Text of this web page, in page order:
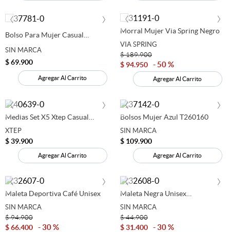
‹ ›
Bolso Para Mujer Casual
SIN MARCA
$69.900
Agregar Al Carrito
‹ ›
Morral Mujer Via Spring Negro
VIA SPRING
$ 189.900
$ 94.950 50 %
Agregar Al Carrito
‹ ›
Medias Set X5 Xtep Casual
XTEP
$39.900
Agregar Al Carrito
‹ ›
Bolsos Mujer Azul T260160
SIN MARCA
$ 109.900
Agregar Al Carrito
‹ ›
Maleta Deportiva Café Unisex
SIN MARCA
$ 94.900
$66.400 30 %
‹ ›
Maleta Negra Unisex
SIN MARCA
$ 44.900
$31.400 30 %